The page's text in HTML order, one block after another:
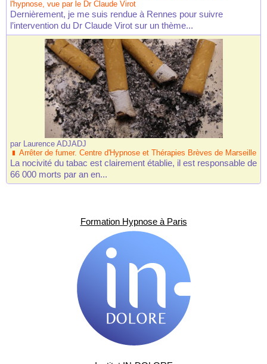
l'hypnose, vue par le Dr Claude Virot
Dernièrement, je me suis rendue à Rennes pour suivre
l’intervention du Dr Claude Virot sur un thème...
par Laurence ADJADJ
Arrêter de fumer. Centre d'Hypnose et Thérapies Brèves de Marseille
La nocivité du tabac est clairement établie, il est responsable de
66 000 morts par an en...
Formation Hypnose à Paris